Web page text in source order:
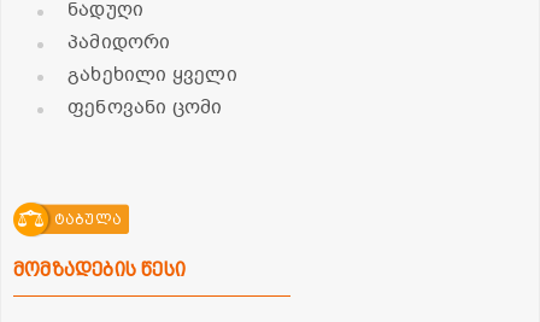
ნადუღი
პამიდორი
გახეხილი ყველი
ფენოვანი ცომი
ტაბულა
მომზადების წესი